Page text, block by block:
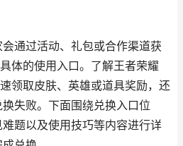
通过活动、礼包或合作渠道获
体的使用入口。了解王者荣耀
领取皮肤、英雄或道具奖励，还
失败。下面围绕兑换入口位
题以及使用技巧等内容进行详